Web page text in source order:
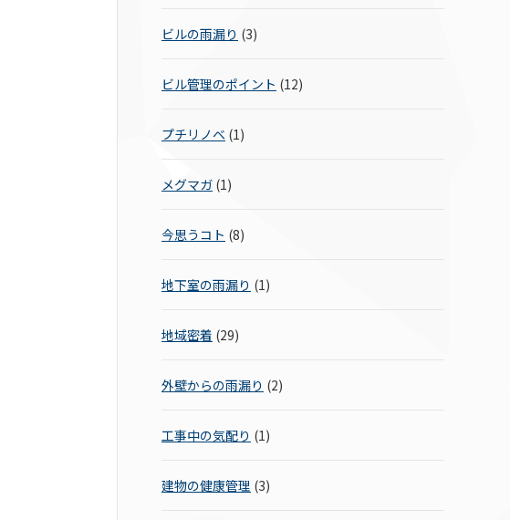
ビルの雨漏り (3)
ビル管理のポイント (12)
プチリノベ (1)
メグマガ (1)
今思うコト (8)
地下室の雨漏り (1)
地域密着 (29)
外壁からの雨漏り (2)
工事中の気配り (1)
建物の健康管理 (3)